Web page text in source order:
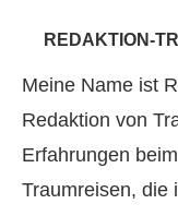
REDAKTION-
Meine Name ist
Redaktion von
Erfahrungen
Traumreisen, die